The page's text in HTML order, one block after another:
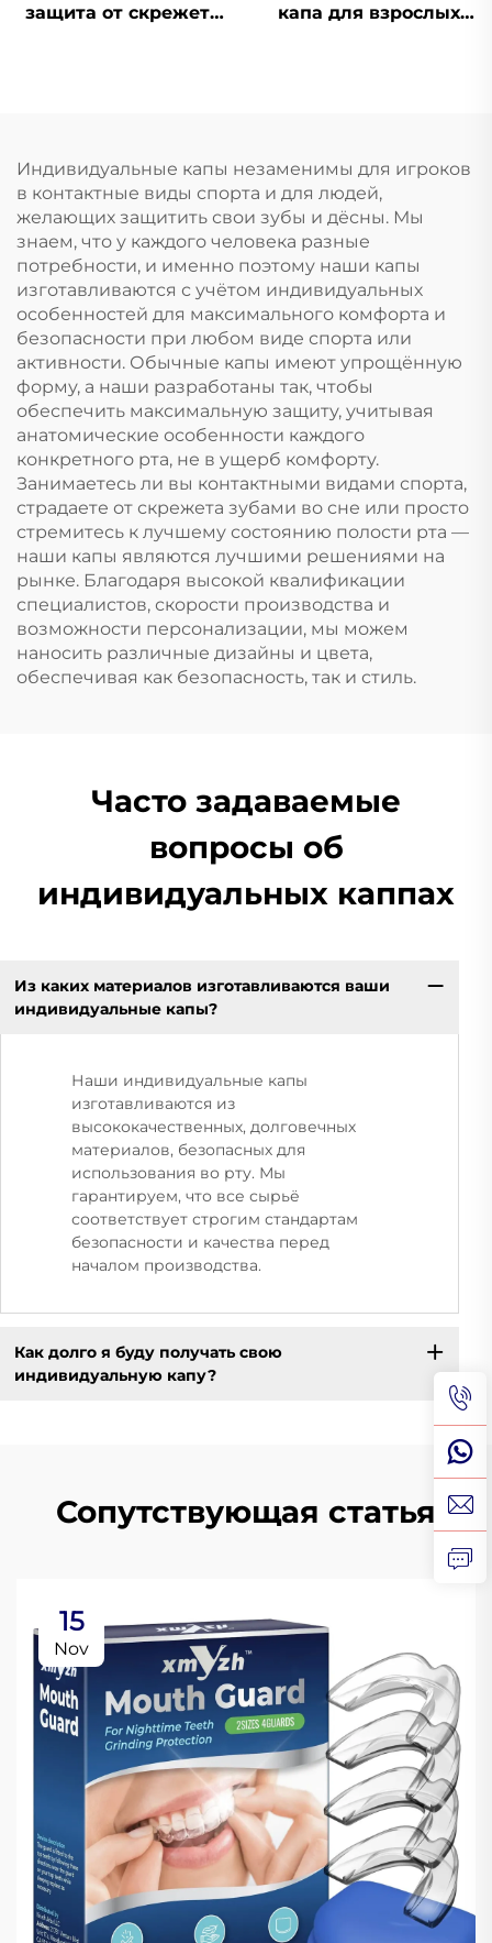
защита от скрежета
зубные капы
капа для взрослых
оптом
Индивидуальные капы незаменимы для игроков
в контактные виды спорта и для людей,
желающих защитить свои зубы и дёсны. Мы
знаем, что у каждого человека разные
потребности, и именно поэтому наши капы
изготавливаются с учётом индивидуальных
особенностей для максимального комфорта и
безопасности при любом виде спорта или
активности. Обычные капы имеют упрощённую
форму, а наши разработаны так, чтобы
обеспечить максимальную защиту, учитывая
анатомические особенности каждого
конкретного рта, не в ущерб комфорту.
Занимаетесь ли вы контактными видами спорта,
страдаете от скрежета зубами во сне или просто
стремитесь к лучшему состоянию полости рта —
наши капы являются лучшими решениями на
рынке. Благодаря высокой квалификации
специалистов, скорости производства и
возможности персонализации, мы можем
наносить различные дизайны и цвета,
обеспечивая как безопасность, так и стиль.
Часто задаваемые
вопросы об
индивидуальных каппах
Из каких материалов изготавливаются ваши
индивидуальные капы?
Наши индивидуальные капы
изготавливаются из
высококачественных, долговечных
материалов, безопасных для
использования во рту. Мы
гарантируем, что все сырьё
соответствует строгим стандартам
безопасности и качества перед
началом производства.
Как долго я буду получать свою
индивидуальную капу?
Сопутствующая статья
15
Nov